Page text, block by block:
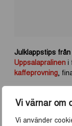
Vi värnar om
Vi använder
Julklappstips
Uppsalapralinen i
kaffeprovning,
UPPSALA
HIPPT